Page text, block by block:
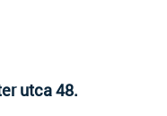
utca 48.